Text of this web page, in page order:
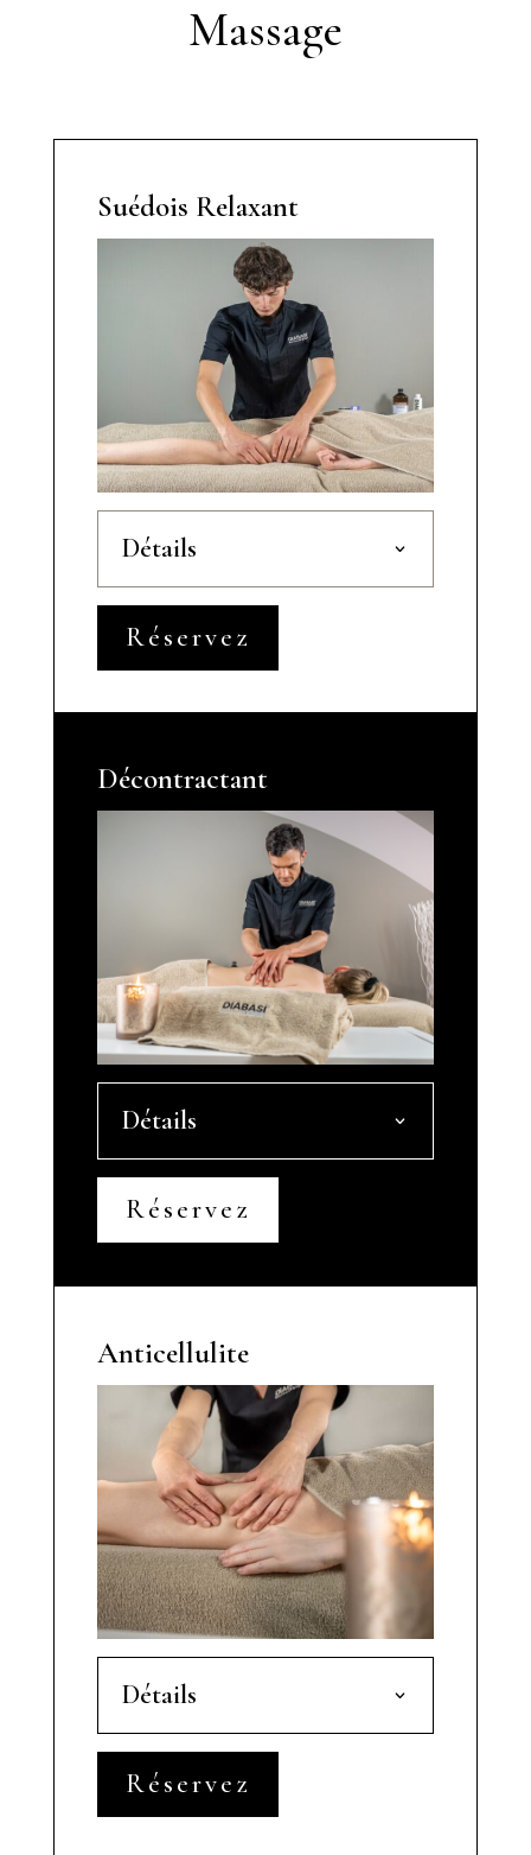
Massage
Suédois Relaxant
Détails
Réservez
Décontractant
Détails
Réservez
Anticellulite
Détails
Réservez